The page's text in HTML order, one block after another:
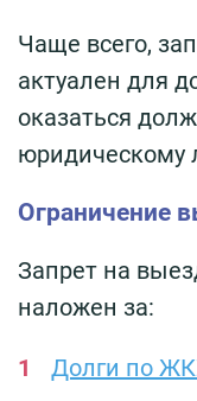
Чаще всего,
актуален для
оказаться
юридическому
Ограничение
Запрет на
наложен за:
Долги по